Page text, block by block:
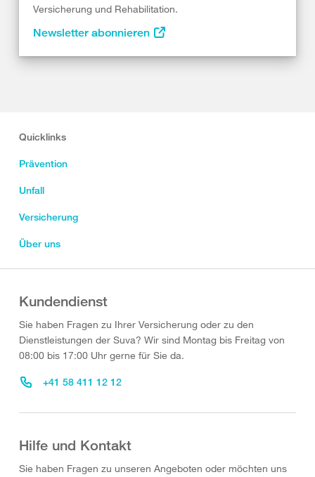
Versicherung und Rehabilitation.
Newsletter abonnieren
Quicklinks
Prävention
Unfall
Versicherung
Über uns
Kundendienst
Sie haben Fragen zu Ihrer Versicherung oder zu den
Dienstleistungen der Suva? Wir sind Montag bis Freitag von
08:00 bis 17:00 Uhr gerne für Sie da.
+41 58 411 12 12
Hilfe und Kontakt
Sie haben Fragen zu unseren Angeboten oder möchten uns